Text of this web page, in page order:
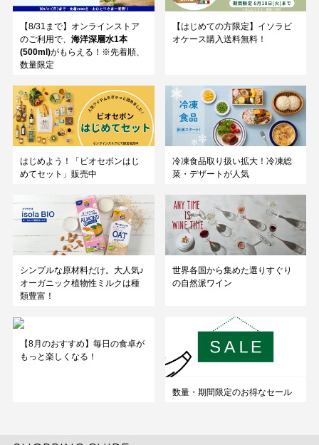
【8/31まで】オンラインストア
のご利用で、 海洋深層水1本
(500ml)がもらえる！※先着順、
数量限定
【はじめての方限定】イソラビ
オケース購入送料無料！
はじめよう！「ビオセボンはじ
めてセット」販売中
冷凍食品取り扱い拡大！冷凍総
菜・デザートが人気
シンプルな原材料だけ。大人気♪
オーガニック植物性ミルクは種
類豊富！
世界各国から集めた選りすぐり
の自然派ワイン
【8月のおすすめ】毎日の食卓が
もっと楽しくなる！
数量・期間限定のお得なセール